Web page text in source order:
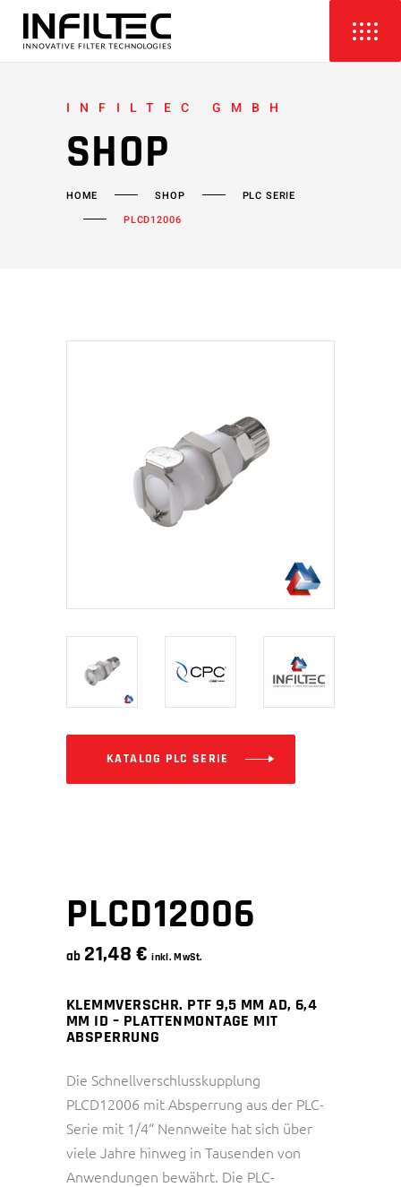
INFILTEC GMBH
SHOP
HOME SHOP
PLC SERIE
PLCD12006
KATALOG PLC SERIE
PLCD12006
ab 21,48€ inkl. MwSt.
KLEMMVERSCHR. PTF 9,5 MM AD, 6,4
MM ID – PLATTENMONTAGE MIT
ABSPERRUNG
Die Schnellverschlusskupplung
PLCD12006 mit Absperrung aus der PLC-
Serie mit 1/4“ Nennweite hat sich über
viele Jahre hinweg in Tausenden von
Anwendungen bewährt. Die PLC-